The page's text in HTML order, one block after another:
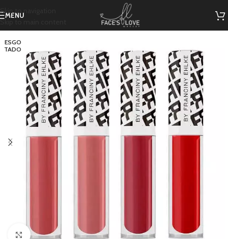
Skip to navigation
Skip to main content
MENU
ESGO
TADO
Clique para ampliar